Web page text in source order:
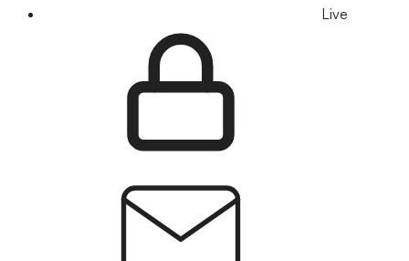
Live